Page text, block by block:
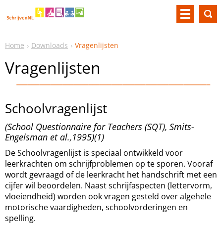
Home Downloads Vragenlijsten
Vragenlijsten
Schoolvragenlijst
(School Questionnaire for Teachers (SQT), Smits-
Engelsman et al.,1995)(1)
De Schoolvragenlijst is speciaal ontwikkeld voor
leerkrachten om schrijfproblemen op te sporen. Vooraf
wordt gevraagd of de leerkracht het handschrift met een
cijfer wil beoordelen. Naast schrijfaspecten (lettervorm,
vloeiendheid) worden ook vragen gesteld over algehele
motorische vaardigheden, schoolvorderingen en
spelling.